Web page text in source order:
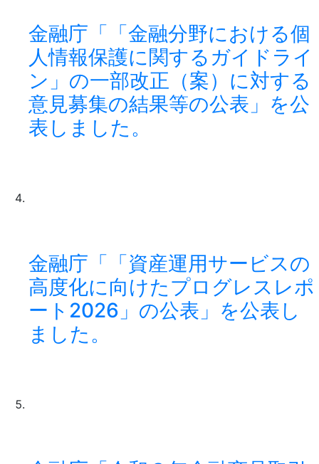
金融庁「「金融分野における個
人情報保護に関するガイドライ
ン」の一部改正（案）に対する
意見募集の結果等の公表」を公
表しました。
金融庁「「資産運用サービスの
高度化に向けたプログレスレポ
ート2026」の公表」を公表し
ました。